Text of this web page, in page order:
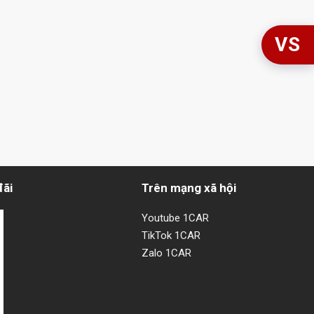
Trên mạng xã hội
Youtube 1CAR
TikTok 1CAR
Zalo 1CAR
VS